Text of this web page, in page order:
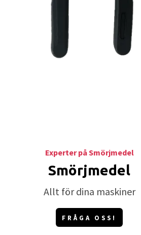
Experter på Smörjmedel
Smörjmedel
Allt för dina maskiner
FRÅGA OSS!